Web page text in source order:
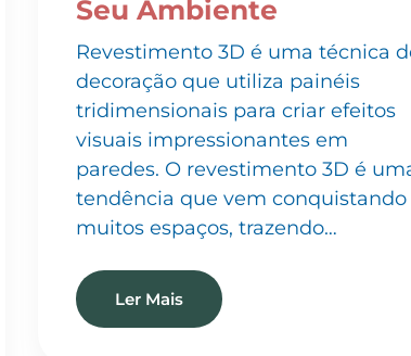
Revestimento 3D é uma técnica de
decoração que utiliza painéis
tridimensionais para criar efeitos
visuais impressionantes em
paredes. O revestimento 3D é uma
tendência que vem conquistando
muitos espaços, trazendo…
Ler Mais